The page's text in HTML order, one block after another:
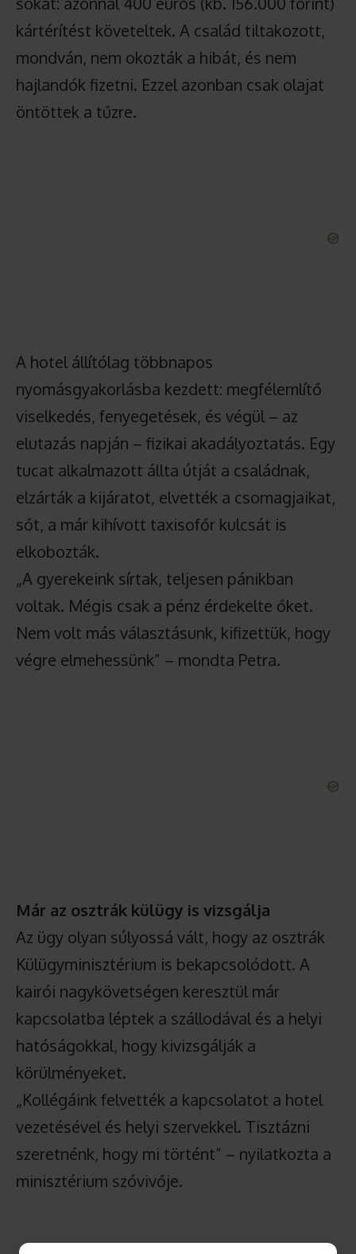
kártérítést követeltek. A család tiltakozott,
mondván, nem okozták a hibát, és nem
hajlandók fizetni. Ezzel azonban csak olajat
öntöttek a tűzre.
A hotel állítólag többnapos
nyomásgyakorlásba kezdett: megfélemlítő
viselkedés, fenyegetések, és végül – az
elutazás napján – fizikai akadályoztatás. Egy
tucat alkalmazott állta útját a családnak,
elzárták a kijáratot, elvették a csomagjaikat,
sőt, a már kihívott taxisofőr kulcsát is
elkobozták.
„A gyerekeink sírtak, teljesen pánikban
voltak. Mégis csak a pénz érdekelte őket.
Nem volt más választásunk, kifizettük, hogy
végre elmehessünk” – mondta Petra.
Már az osztrák külügy is vizsgálja
Az ügy olyan súlyossá vált, hogy az osztrák
Külügyminisztérium is bekapcsolódott. A
kairói nagykövetségen keresztül már
kapcsolatba léptek a szállodával és a helyi
hatóságokkal, hogy kivizsgálják a
körülményeket.
„Kollégáink felvették a kapcsolatot a hotel
vezetésével és helyi szervekkel. Tisztázni
szeretnénk, hogy mi történt” – nyilatkozta a
minisztérium szóvivője.